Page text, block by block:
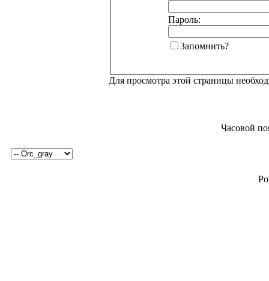
Пароль:
Запомнить?
Для просмотра этой страницы
Часовой